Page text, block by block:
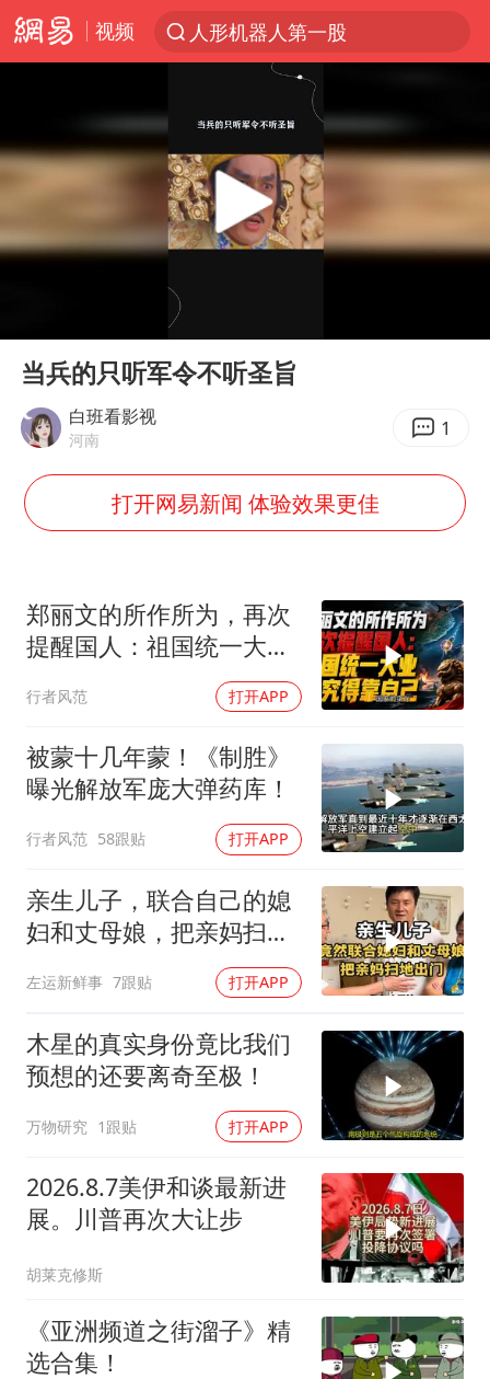
视频
人形机器人第一股
多地银行上调存款利率
上海地铁4条线路全线停运
4.2平卫生间补漏注胶花1.55万
白海豚路径图
男子结婚8年3个女儿都不是亲生
手机真会“偷听”我们说话吗
“皋”在低处
面对面丨蔡磊：与渐冻症抗争 纵使不敌 也不屈服
5万小车卖不动 微型代步车集体遇冷
加沙约14万栋建筑被完全摧毁
从科技创新看开局起步的时与势
Play
当兵的只听军令不听圣旨
白班看影视
河南 1
打开网易新闻 体验效果更佳
郑丽文的所作所为，再次
提醒国人：祖国统一大
业，终究得靠自己！
行者风范 打开APP
被蒙十几年蒙！《制胜》
曝光解放军庞大弹药库！
行者风范 58跟贴 打开APP
亲生儿子，联合自己的媳
妇和丈母娘，把亲妈扫地
左运新鲜事 7跟贴 打开APP
木星的真实身份竟比我们
预想的还要离奇至极！
万物研究 1跟贴 打开APP
2026.8.7美伊和谈最新进
展。川普再次大让步
胡莱克修斯
《亚洲频道之街溜子》精
选合集！